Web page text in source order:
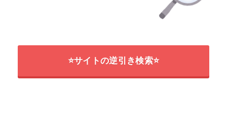
⭐サイトの逆引き検索⭐